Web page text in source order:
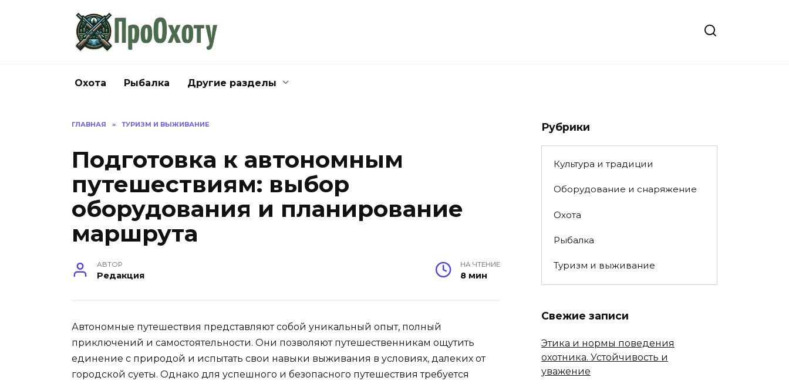
Охота Рыбалка Другие разделы
ГЛАВНАЯ » ТУРИЗМ И ВЫЖИВАНИЕ
Подготовка к автономным
путешествиям: выбор
оборудования и планирование
маршрута
АВТОР
Редакция
НА ЧТЕНИЕ
8 мин
Автономные путешествия представляют собой уникальный опыт, полный
приключений и самостоятельности. Они позволяют путешественникам ощутить
единение с природой и испытать свои навыки выживания в условиях, далеких от
городской суеты. Однако для успешного и безопасного путешествия требуется
Рубрики
Культура и традиции
Оборудование и снаряжение
Охота
Рыбалка
Туризм и выживание
Свежие записи
Этика и нормы поведения
охотника. Устойчивость и
уважение